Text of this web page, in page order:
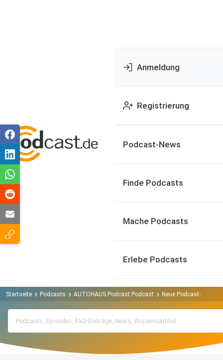
Anmeldung
Registrierung
Podcast-News
Finde Podcasts
Mache Podcasts
Erlebe Podcasts
Startseite Podcasts AUTOHAUS Podcast Podcast Neue Podcast-Folge